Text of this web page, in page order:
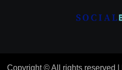
Copyright © All rights reserved